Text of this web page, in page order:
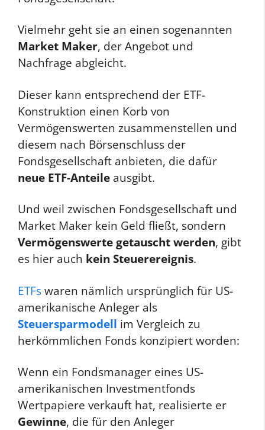
Vielmehr geht sie an einen sogenannten
Market Maker, der Angebot und
Nachfrage abgleicht.
Dieser kann entsprechend der ETF-
Konstruktion einen Korb von
Vermögenswerten zusammenstellen und
diesem nach Börsenschluss der
Fondsgesellschaft anbieten, die dafür
neue ETF-Anteile ausgibt.
Und weil zwischen Fondsgesellschaft und
Market Maker kein Geld fließt, sondern
Vermögenswerte getauscht werden, gibt
es hier auch kein Steuerereignis.
ETFs waren nämlich ursprünglich für US-
amerikanische Anleger als
Steuersparmodell im Vergleich zu
herkömmlichen Fonds konzipiert worden:
Wenn ein Fondsmanager eines US-
amerikanischen Investmentfonds
Wertpapiere verkauft hat, realisierte er
Gewinne, die für den Anleger